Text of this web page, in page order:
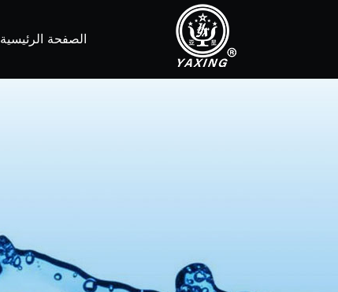
الصفحة الرئيسية